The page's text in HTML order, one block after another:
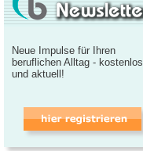
Neue Impulse für Ihren
beruflichen Alltag - kostenlos
und aktuell!